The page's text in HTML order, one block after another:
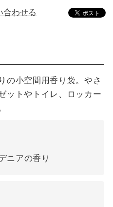
合わせる
の小空間用香り袋。やさ
ットやトイレ、ロッカー
ニアの香り